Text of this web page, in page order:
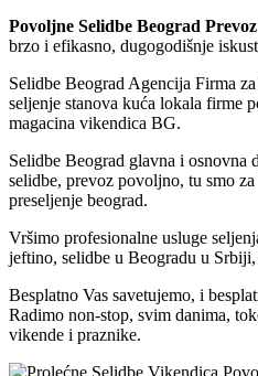
Povoljne Selidbe Beograd
brzo i efikasno, dugogodišnje
Selidbe Beograd Agencija Firma
seljenje stanova kuća lokala firme
magacina vikendica BG.
Selidbe Beograd glavna i osnovna
selidbe, prevoz povoljno, tu smo
preseljenje beograd.
Vršimo profesionalne usluge
jeftino, selidbe u Beogradu u
Besplatno Vas savetujemo, i
Radimo non-stop, svim danima,
vikende i praznike.